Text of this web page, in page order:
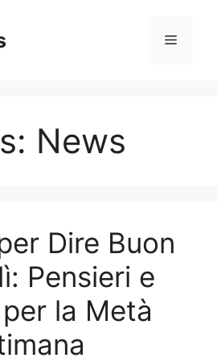
Menu
News
Dire Buon
Pensieri e
la Metà